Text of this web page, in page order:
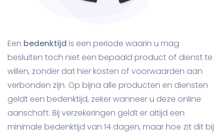
Een bedenktijd is een periode waarin u mag
besluiten toch niet een bepaald product of dienst te
willen, zonder dat hier kosten of voorwaarden aan
verbonden zijn. Op bijna alle producten en diensten
geldt een bedenktijd, zeker wanneer u deze online
aanschaft. Bij verzekeringen geldt er altijd een
minimale bedenktijd van 14 dagen, maar hoe zit dit bij